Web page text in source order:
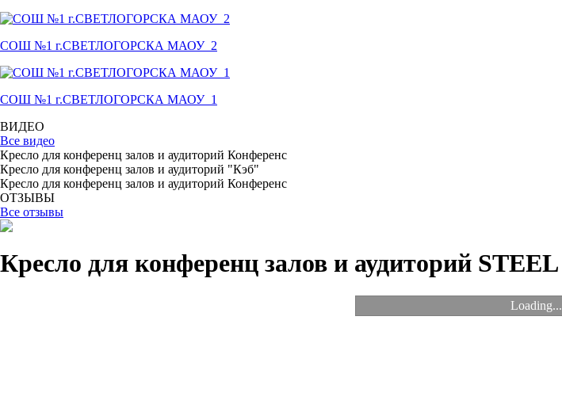
СОШ №1 г.СВЕТЛОГОРСКА МАОУ_2
СОШ №1 г.СВЕТЛОГОРСКА МАОУ_1
ВИДЕО
Все видео
Кресло для конференц залов и аудиторий Конференс
Кресло для конференц залов и аудиторий "Кэб"
Кресло для конференц залов и аудиторий Конференс
ОТЗЫВЫ
Все отзывы
Кресло для конференц залов и аудиторий STEEL
Loading...